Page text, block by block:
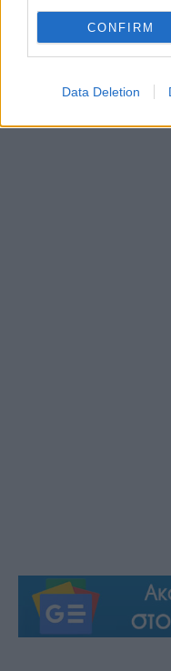
CONFIRM
Data Deletion
ιδιαίτερα υψηλάκαι
τη φύση της
αντίστοιχων